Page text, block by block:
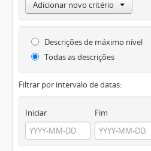
Adicionar novo critério
Descrições de máximo nível
Todas as descrições
Filtrar por intervalo de datas:
Iniciar Fim